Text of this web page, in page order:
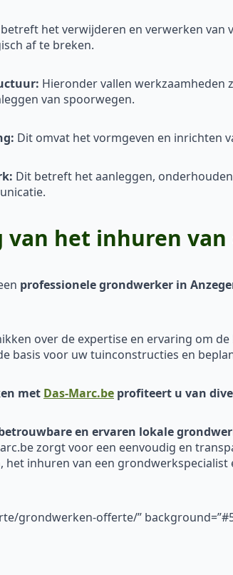
het verwijderen en verwerken
af te breken.
Hieronder vallen werkzaamheden
van spoorwegen.
Dit omvat het vormgeven en inrichten
Dit betreft het aanleggen,
van het inhuren
professionele grondwerker in
over de expertise en ervaring om
basis voor uw tuinconstructies en
met Das-Marc.be profiteert u van
en ervaren lokale
zorgt voor een eenvoudig en
het inhuren van een
grondwerken-offerte/”